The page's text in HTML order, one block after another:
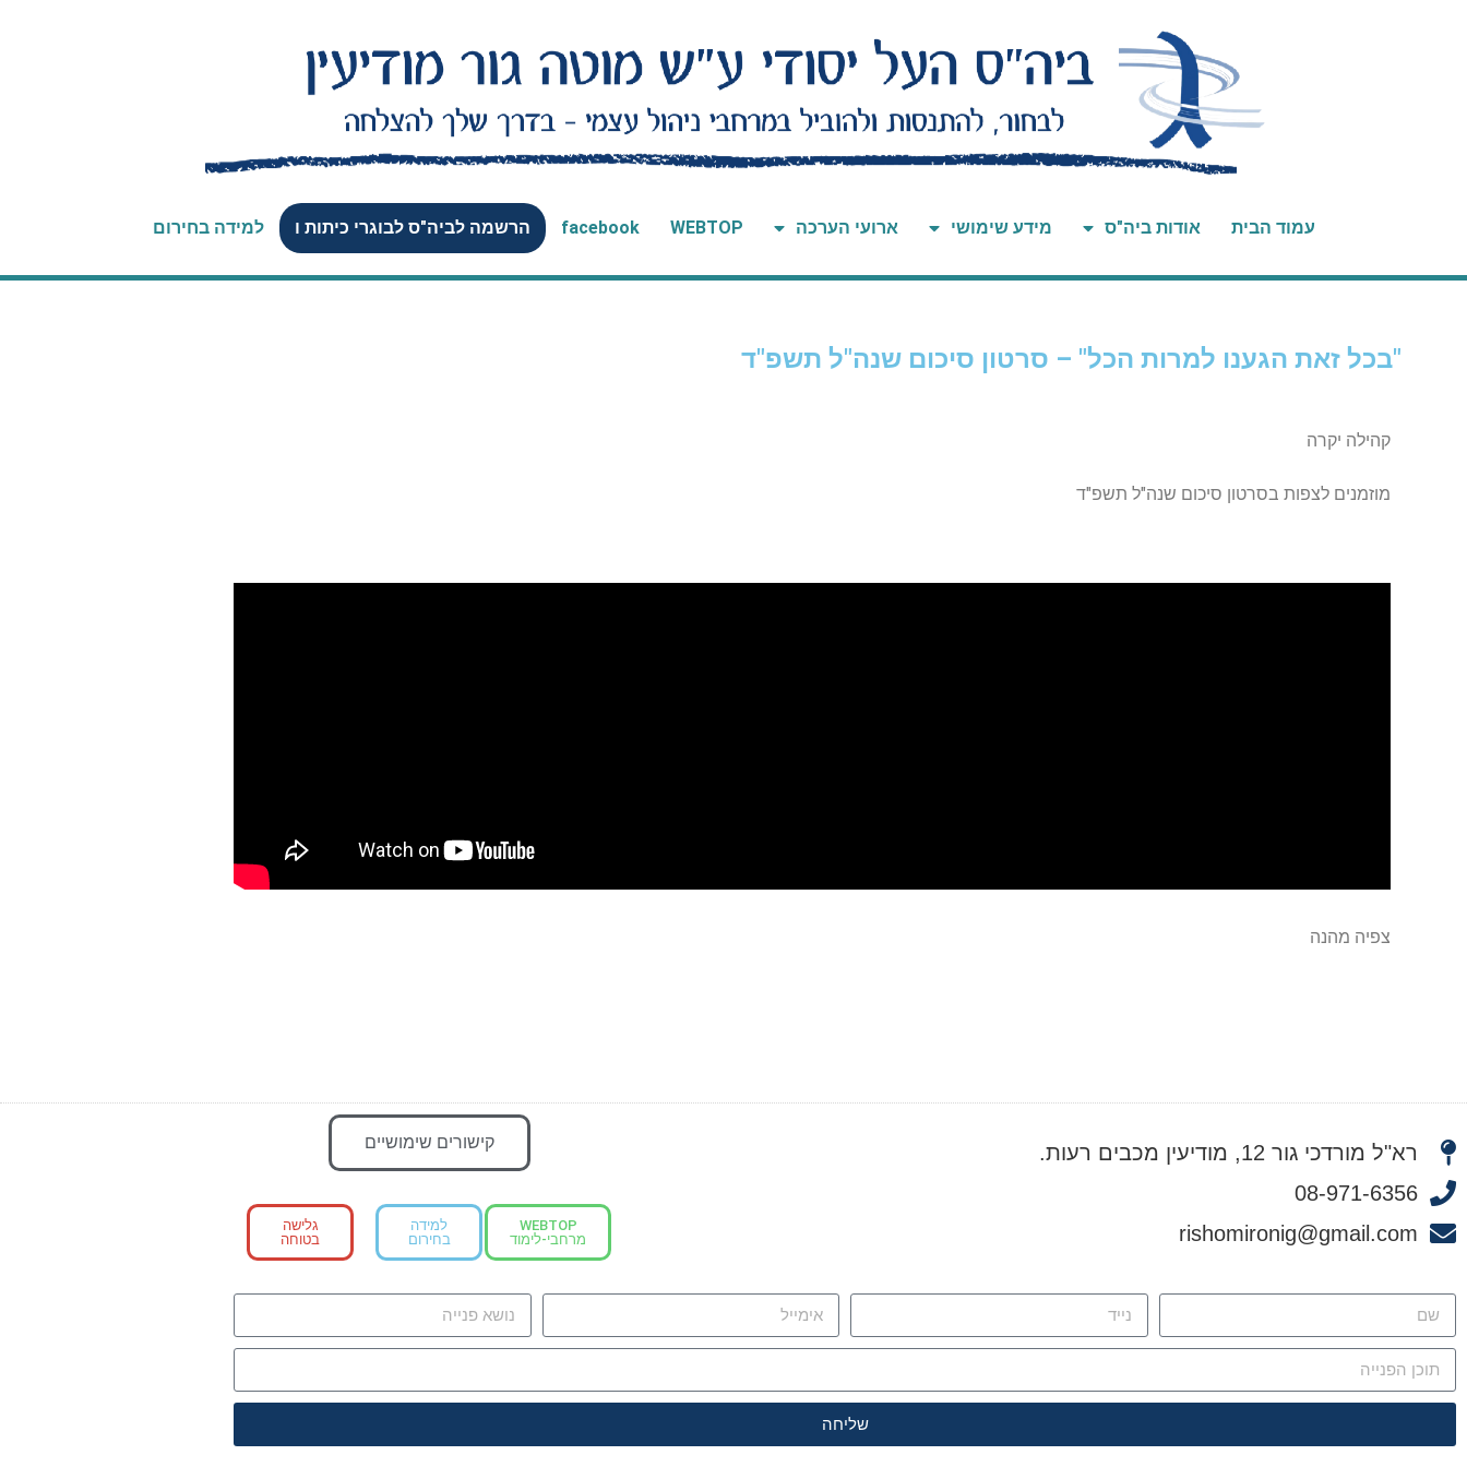
עמוד הבית אודות ביה"ס מידע שימושי ארועי הערכה WEBTOP
facebook הרשמה לביה"ס לבוגרי כיתות ו למידה בחירום
"בכל זאת הגענו למרות הכל" – סרטון סיכום שנה"ל תשפ"ד
קהילה יקרה
מוזמנים לצפות בסרטון סיכום שנה"ל תשפ"ד
צפיה מהנה
רא"ל מורדכי גור 12, מודיעין מכבים רעות.
08-971-6356
rishomironig@gmail.com
קישורים שימושיים
WEBTOP
מרחבי-לימוד
למידה
בחירום
גלישה
בטוחה
שליחה